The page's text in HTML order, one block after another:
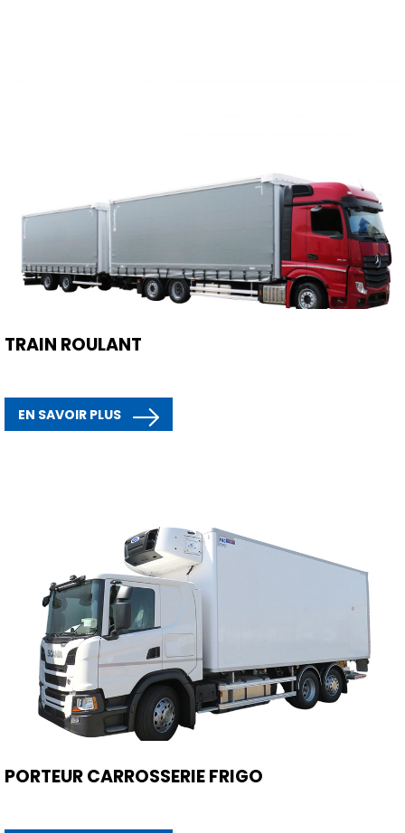
TRAIN ROULANT
EN SAVOIR PLUS
PORTEUR CARROSSERIE FRIGO